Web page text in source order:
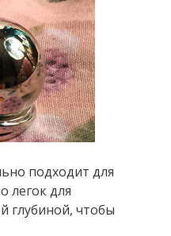
подходит для
легок для
глубиной, чтобы